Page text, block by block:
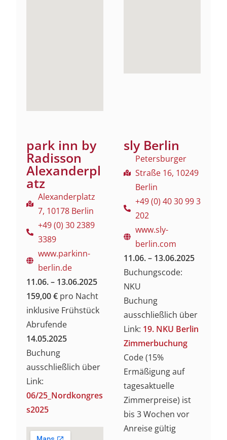
park inn by
Radisson
Alexanderpl
atz
Alexanderplatz
7, 10178 Berlin
+49 (0) 30 2389
3389
www.parkinn-
berlin.de
11.06. – 13.06.2025
159,00 € pro Nacht
inklusive Frühstück
Abrufende
14.05.2025
Buchung
ausschließlich über
Link:
06/25_Nordkongres
s2025
sly Berlin
Petersburger
Straße 16, 10249
Berlin
+49 (0) 40 30 99 3
202
www.sly-
berlin.com
11.06. – 13.06.2025
Buchungscode:
NKU
Buchung
ausschließlich über
Link: 19. NKU Berlin
Zimmerbuchung
Code (15%
Ermäßigung auf
tagesaktuelle
Zimmerpreise) ist
bis 3 Wochen vor
Anreise gültig